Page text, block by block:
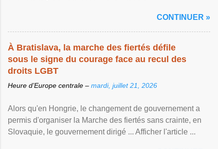
CONTINUER »
À Bratislava, la marche des fiertés défile
sous le signe du courage face au recul des
droits LGBT
Heure d’Europe centrale – mardi, juillet 21, 2026
Alors qu'en Hongrie, le changement de gouvernement a
permis d'organiser la Marche des fiertés sans crainte, en
Slovaquie, le gouvernement dirigé ... Afficher l'article ...